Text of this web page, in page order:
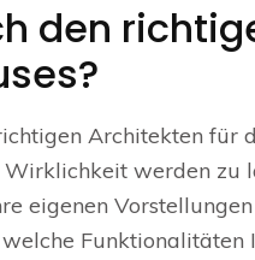
den
Architekten für
werden zu
eigenen